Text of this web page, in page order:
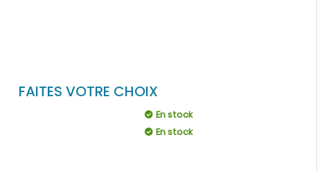
FAITES VOTRE CHOIX
En stock
En stock